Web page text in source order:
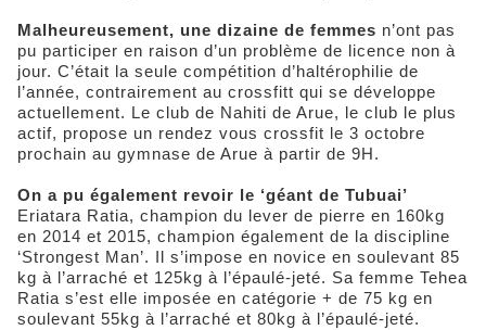
Malheureusement, une dizaine de femmes n’ont pas
pu participer en raison d’un problème de licence non à
jour. C’était la seule compétition d’haltérophilie de
l’année, contrairement au crossfitt qui se développe
actuellement. Le club de Nahiti de Arue, le club le plus
actif, propose un rendez vous crossfit le 3 octobre
prochain au gymnase de Arue à partir de 9H.
On a pu également revoir le ‘géant de Tubuai’
Eriatara Ratia, champion du lever de pierre en 160kg
en 2014 et 2015, champion également de la discipline
‘Strongest Man’. Il s’impose en novice en soulevant 85
kg à l’arraché et 125kg à l’épaulé-jeté. Sa femme Tehea
Ratia s’est elle imposée en catégorie + de 75 kg en
soulevant 55kg à l’arraché et 80kg à l’épaulé-jeté.